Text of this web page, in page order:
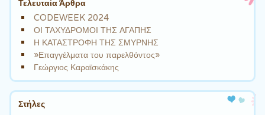
Τελευταία Άρθρα
CODEWEEK 2024
ΟΙ ΤΑΧΥΔΡΟΜΟΙ ΤΗΣ ΑΓΑΠΗΣ
Η ΚΑΤΑΣΤΡΟΦΗ ΤΗΣ ΣΜΥΡΝΗΣ
»Επαγγέλματα του παρελθόντος»
Γεώργιος Καραϊσκάκης
Στήλες